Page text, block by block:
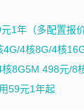
1年（多配置报价
4核8G/4核
8G5M 498元/8
59元1年起